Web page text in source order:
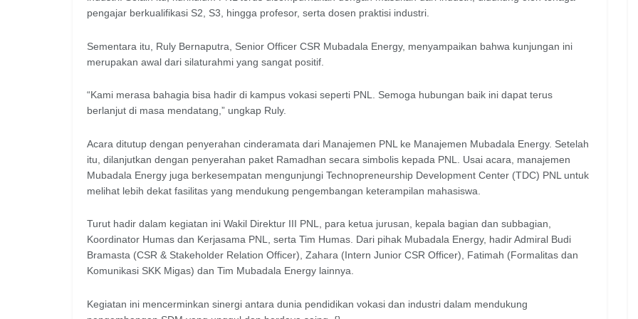
pengajar berkualifikasi S2, S3, hingga profesor, serta dosen praktisi industri.
Sementara itu, Ruly Bernaputra, Senior Officer CSR Mubadala Energy, menyampaikan bahwa kunjungan ini
merupakan awal dari silaturahmi yang sangat positif.
“Kami merasa bahagia bisa hadir di kampus vokasi seperti PNL. Semoga hubungan baik ini dapat terus
berlanjut di masa mendatang,” ungkap Ruly.
Acara ditutup dengan penyerahan cinderamata dari Manajemen PNL ke Manajemen Mubadala Energy. Setelah
itu, dilanjutkan dengan penyerahan paket Ramadhan secara simbolis kepada PNL. Usai acara, manajemen
Mubadala Energy juga berkesempatan mengunjungi Technopreneurship Development Center (TDC) PNL untuk
melihat lebih dekat fasilitas yang mendukung pengembangan keterampilan mahasiswa.
Turut hadir dalam kegiatan ini Wakil Direktur III PNL, para ketua jurusan, kepala bagian dan subbagian,
Koordinator Humas dan Kerjasama PNL, serta Tim Humas. Dari pihak Mubadala Energy, hadir Admiral Budi
Bramasta (CSR & Stakeholder Relation Officer), Zahara (Intern Junior CSR Officer), Fatimah (Formalitas dan
Komunikasi SKK Migas) dan Tim Mubadala Energy lainnya.
Kegiatan ini mencerminkan sinergi antara dunia pendidikan vokasi dan industri dalam mendukung